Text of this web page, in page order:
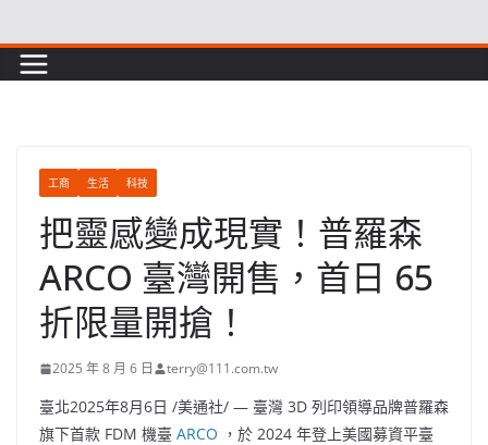
to
content
工商 生活 科技
把靈感變成現實！普羅森
ARCO 臺灣開售，首日 65
折限量開搶！
2025 年 8 月 6 日 terry@111.com.tw
臺北2025年8月6日 /美通社/ — 臺灣 3D 列印領導品牌普羅森
旗下首款 FDM 機臺 ARCO ，於 2024 年登上美國募資平臺